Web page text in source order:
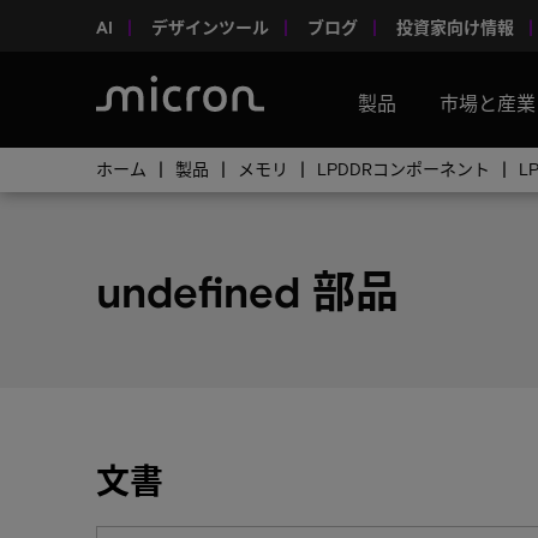
AI デザインツール ブログ 投資家向け情報
製品 市場と産業
ホーム 製品 メモリ LPDDRコンポーネント
undefined 部品
文書